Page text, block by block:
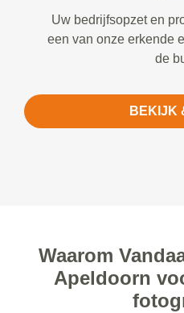
Uw bedrijfsopzet en
een van onze erkende
de
BEKIJK
Waarom
Apeldoorn